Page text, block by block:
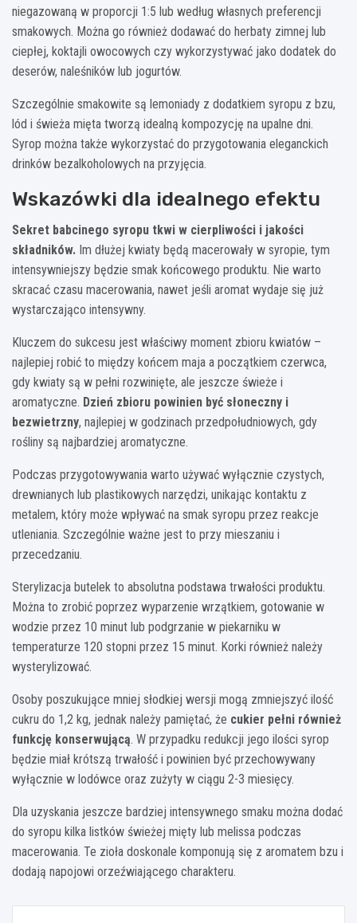
niegazowaną w proporcji 1:5 lub według własnych preferencji
smakowych. Można go również dodawać do herbaty zimnej lub
ciepłej, koktajli owocowych czy wykorzystywać jako dodatek do
deserów, naleśników lub jogurtów.
Szczególnie smakowite są lemoniady z dodatkiem syropu z bzu,
lód i świeża mięta tworzą idealną kompozycję na upalne dni.
Syrop można także wykorzystać do przygotowania eleganckich
drinków bezalkoholowych na przyjęcia.
Wskazówki dla idealnego efektu
Sekret babcinego syropu tkwi w cierpliwości i jakości
składników. Im dłużej kwiaty będą macerowały w syropie, tym
intensywniejszy będzie smak końcowego produktu. Nie warto
skracać czasu macerowania, nawet jeśli aromat wydaje się już
wystarczająco intensywny.
Kluczem do sukcesu jest właściwy moment zbioru kwiatów –
najlepiej robić to między końcem maja a początkiem czerwca,
gdy kwiaty są w pełni rozwinięte, ale jeszcze świeże i
aromatyczne. Dzień zbioru powinien być słoneczny i
bezwietrzny, najlepiej w godzinach przedpołudniowych, gdy
rośliny są najbardziej aromatyczne.
Podczas przygotowywania warto używać wyłącznie czystych,
drewnianych lub plastikowych narzędzi, unikając kontaktu z
metalem, który może wpływać na smak syropu przez reakcje
utleniania. Szczególnie ważne jest to przy mieszaniu i
przecedzaniu.
Sterylizacja butelek to absolutna podstawa trwałości produktu.
Można to zrobić poprzez wyparzenie wrzątkiem, gotowanie w
wodzie przez 10 minut lub podgrzanie w piekarniku w
temperaturze 120 stopni przez 15 minut. Korki również należy
wysterylizować.
Osoby poszukujące mniej słodkiej wersji mogą zmniejszyć ilość
cukru do 1,2 kg, jednak należy pamiętać, że cukier pełni również
funkcję konserwującą. W przypadku redukcji jego ilości syrop
będzie miał krótszą trwałość i powinien być przechowywany
wyłącznie w lodówce oraz zużyty w ciągu 2-3 miesięcy.
Dla uzyskania jeszcze bardziej intensywnego smaku można dodać
do syropu kilka listków świeżej mięty lub melissa podczas
macerowania. Te zioła doskonale komponują się z aromatem bzu i
dodają napojowi orzeźwiającego charakteru.